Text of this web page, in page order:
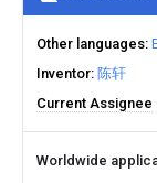
Other languages
Inventor 陈轩
Current Assignee
Worldwide